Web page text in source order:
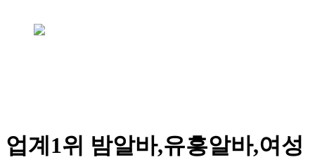
업계1위 밤알바,유흥알바,여성